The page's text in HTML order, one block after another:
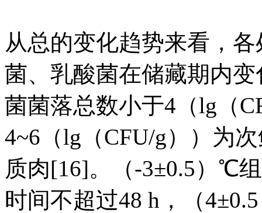
从总的变化趋势来看，
菌、乳酸菌在储藏期内
菌菌落总数小于4（lg（
4~6（lg（CFU/g））为
质肉[16]。（-3±0.5）℃
时间不超过48 h，（